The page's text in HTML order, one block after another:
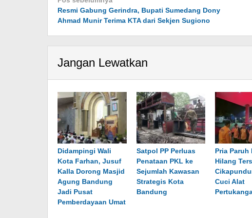
pos
​Resmi Gabung Gerindra, Bupati Sumedang Dony
Ahmad Munir Terima KTA dari Sekjen Sugiono
Jangan Lewatkan
Didampingi Wali
Kota Farhan, Jusuf
Kalla Dorong Masjid
Agung Bandung
Jadi Pusat
Pemberdayaan Umat
Satpol PP Perluas
Penataan PKL ke
Sejumlah Kawasan
Strategis Kota
Bandung
Pria Paruh
Hilang
Cuci Alat